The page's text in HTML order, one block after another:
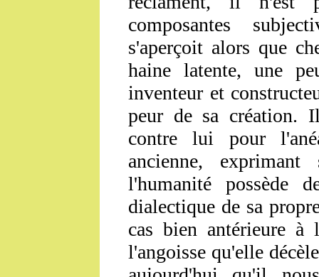
composantes
s'aperçoit alors que
haine latente, une
inventeur et
peur de sa création.
contre lui pour
ancienne,
l'humanité possède
dialectique de sa
cas bien antérieure à
l'angoisse qu'elle